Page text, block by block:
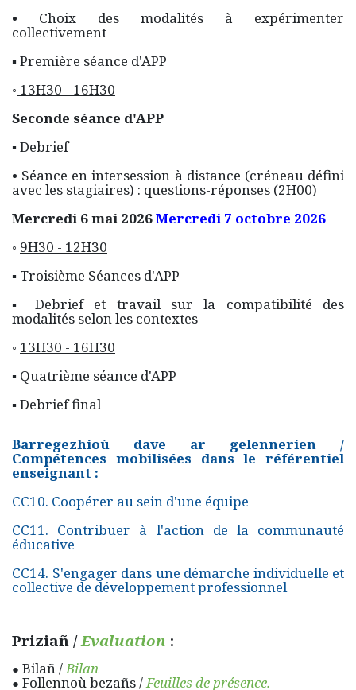
• Choix des modalités à expérimenter
collectivement
▪ Première séance d'APP
◦ 13H30 - 16H30
Seconde séance d'APP
▪ Debrief
• Séance en intersession à distance (créneau défini
avec les stagiaires) : questions-réponses (2H00)
Mercredi 6 mai 2026Mercredi 7 octobre 2026
◦ 9H30 - 12H30
▪ Troisième Séances d'APP
▪ Debrief et travail sur la compatibilité des
modalités selon les contextes
◦ 13H30 - 16H30
▪ Quatrième séance d'APP
▪ Debrief final
Barregezhioù dave ar gelennerien /
Compétences mobilisées dans le référentiel
enseignant :
CC10. Coopérer au sein d'une équipe
CC11. Contribuer à l'action de la communauté
éducative
CC14. S'engager dans une démarche individuelle et
collective de développement professionnel
Priziañ /Evaluation :
● Bilañ /Bilan
● Follennoù bezañs /Feuilles de présence.